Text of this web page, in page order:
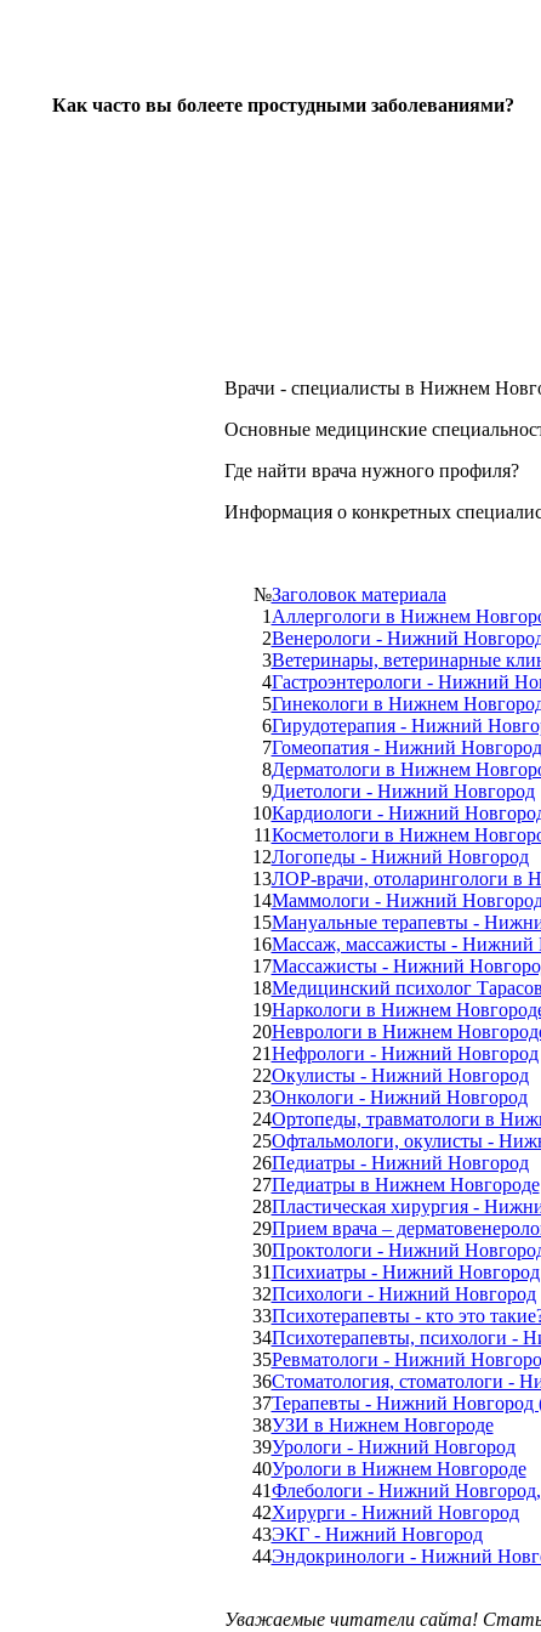
Как часто вы болеете простудными заболеваниями?
Врачи - специалисты в Нижнем
Основные медицинские
Где найти врача нужного профиля?
Информация о конкретных
№Заголовок материала
1 Аллергологи в Нижнем
2Венерологи - Нижний
3Ветеринары, ветеринарные
4Гастроэнтерологи - Нижний
5Гинекологи в Нижнем
6Гирудотерапия - Нижний
7Гомеопатия - Нижний Новгород
8Дерматологи в Нижнем
9Диетологи - Нижний Новгород
10Кардиологи - Нижний
11Косметологи в Нижнем
12Логопеды - Нижний Новгород
13ЛОР-врачи, отоларингологи в
14Маммологи - Нижний
15Мануальные терапевты -
16Массаж, массажисты - Нижний
17Массажисты - Нижний
18Медицинский психолог
19Наркологи в Нижнем
20Неврологи в Нижнем
21Нефрологи - Нижний Новгород
22Окулисты - Нижний Новгород
23Онкологи - Нижний Новгород
24Ортопеды, травматологи в
25Офтальмологи, окулисты -
26Педиатры - Нижний Новгород
27Педиатры в Нижнем Новгороде
28Пластическая хирургия -
29Прием врача –
30Проктологи - Нижний
31Психиатры - Нижний Новгород
32Психологи - Нижний Новгород
33Психотерапевты - кто это
34Психотерапевты, психологи -
35Ревматологи - Нижний
36Стоматология, стоматологи -
37Терапевты - Нижний Новгород
38УЗИ в Нижнем Новгороде
39Урологи - Нижний Новгород
40Урологи в Нижнем Новгороде
41Флебологи - Нижний Новгород,
42Хирурги - Нижний Новгород
43ЭКГ - Нижний Новгород
44Эндокринологи - Нижний
Уважаемые читатели сайта! Статьи